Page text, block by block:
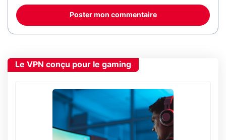
Poster mon commentaire
Le VPN conçu pour le gaming